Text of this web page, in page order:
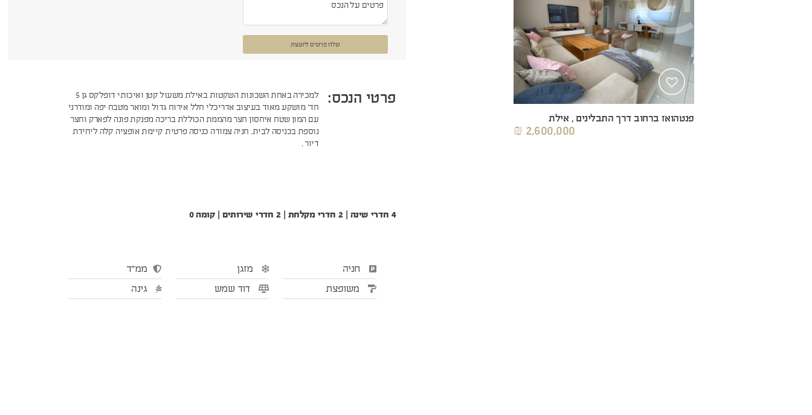
פנטהואז ברחוב דרך התבלינים , אילת
2,600,000 ₪
שלח פרטים ליועצת
פרטי הנכס:
למכירה באחת השכונות השקטות באילת משעול קטן ואיכותי דופלקס גן 5
חד' מושקע מאוד בעיצוב אדריכלי חלל אירוח גדול ומואר מטבח יפה ומודרני
עם המון שטח איחסון חצר מהממת הכוללת בריכה מפנקת פונה לפארק וחצר
נוספת בכניסה לבית. חניה צמודה כניסה פרטית קיימת אופציה קלה ליחידת
דיור .
4 חדרי שינה | 2 חדרי מקלחת | 2 חדרי שירותים | קומה 0
חניה מזגן
ממ"ד
משופצת
דוד שמש גינה